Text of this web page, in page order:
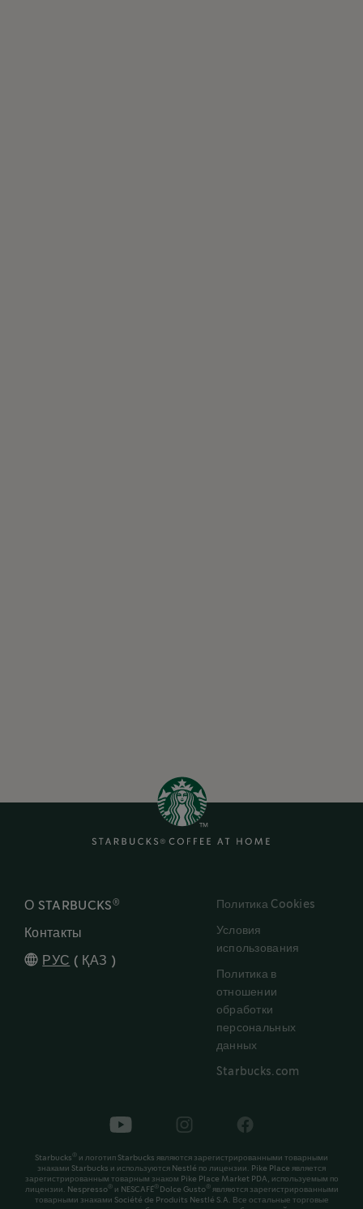
О STARBUCKS ®
Контакты
РУС ( ҚАЗ )
Политика Cookies
Условия
использования
Политика в
отношении
обработки
персональных
данных
Starbucks.com
Starbucks
и логотип Starbucks являются зарегистрированными товарными
знаками Starbucks и используются Nestlé по лицензии. Pike Place является
зарегистрированным товарным знаком Pike Place Market PDA, используемым по
лицензии. Nespresso и NESCAFÉ® Dolce Gusto являются зарегистрированными
товарными знаками Société de Produits Nestlé S.A. Все остальные торговые